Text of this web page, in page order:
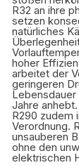
R32 an ihre
setzen
natürliches
hoher
arbeitet der
geringeren
Lebensdauer
Jahre
R290 zudem
Verordnung.
unsauberen
ohne den
elektrischen